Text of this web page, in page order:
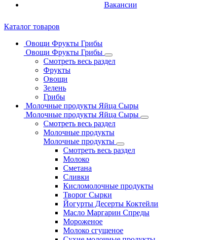
Вакансии
Каталог товаров
Овощи Фрукты Грибы
Овощи Фрукты Грибы
Смотреть весь раздел
Фрукты
Овощи
Зелень
Грибы
Молочные продукты Яйца Сыры
Молочные продукты Яйца Сыры
Смотреть весь раздел
Молочные продукты
Молочные продукты
Смотреть весь раздел
Молоко
Сметана
Сливки
Кисломолочные продукты
Творог Сырки
Йогурты Десерты Коктейли
Масло Маргарин Спреды
Мороженое
Молоко сгущеное